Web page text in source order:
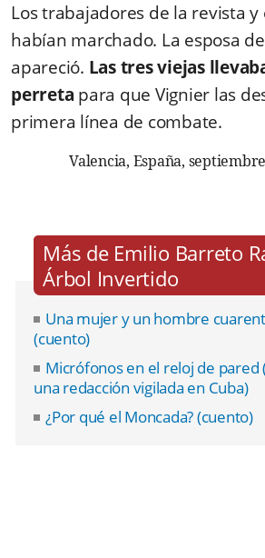
Los trabajadores de la revista y
habían marchado. La esposa
apareció. Las tres viejas
perreta para que Vignier las
primera línea de combate.
Valencia, España,
Más de Emilio Barreto
Árbol Invertido
Una mujer y un hombre
(cuento)
Micrófonos en el reloj de pared
una redacción vigilada en Cuba)
¿Por qué el Moncada? (cuento)